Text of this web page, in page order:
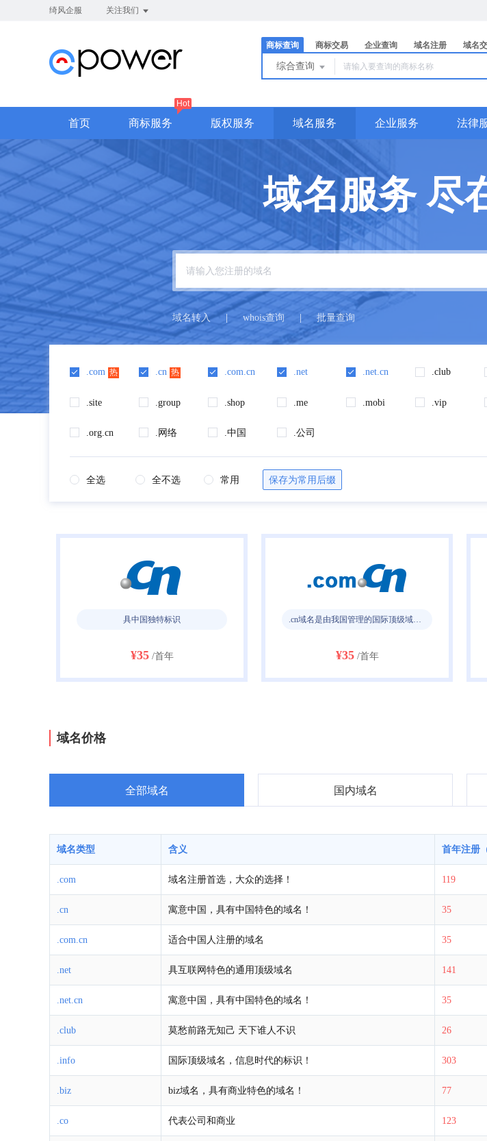
绮风企服 关注我们
商标查询 商标交易 企业查询 域名注册 域名
综合查询
首页 商标服务
Hot
版权服务 域名服务 企业服务 法律
域名服务 尽
域名转入 whois查询 批量查询
.com 热 .cn 热 .com.cn .net .net.cn .club
.site .group .shop .me .mobi .vip
.org.cn .网络 .中国 .公司
全选 全不选 常用 保存为常用后缀
¥35 /首年
.net是国际最广泛流行的通用域名格式。
¥141 /首年
域名价格
全部域名 国内域名
域名类型 含义 首年注册
.com 域名注册首选，大众的选择！ 119
.cn 寓意中国，具有中国特色的域名！ 35
.com.cn 适合中国人注册的域名 35
.net 具互联网特色的通用顶级域名 141
.net.cn 寓意中国，具有中国特色的域名！ 35
.club 莫愁前路无知己 天下谁人不识 26
.info 国际顶级域名，信息时代的标识！ 303
.biz biz域名，具有商业特色的域名！ 77
.co 代表公司和商业 123